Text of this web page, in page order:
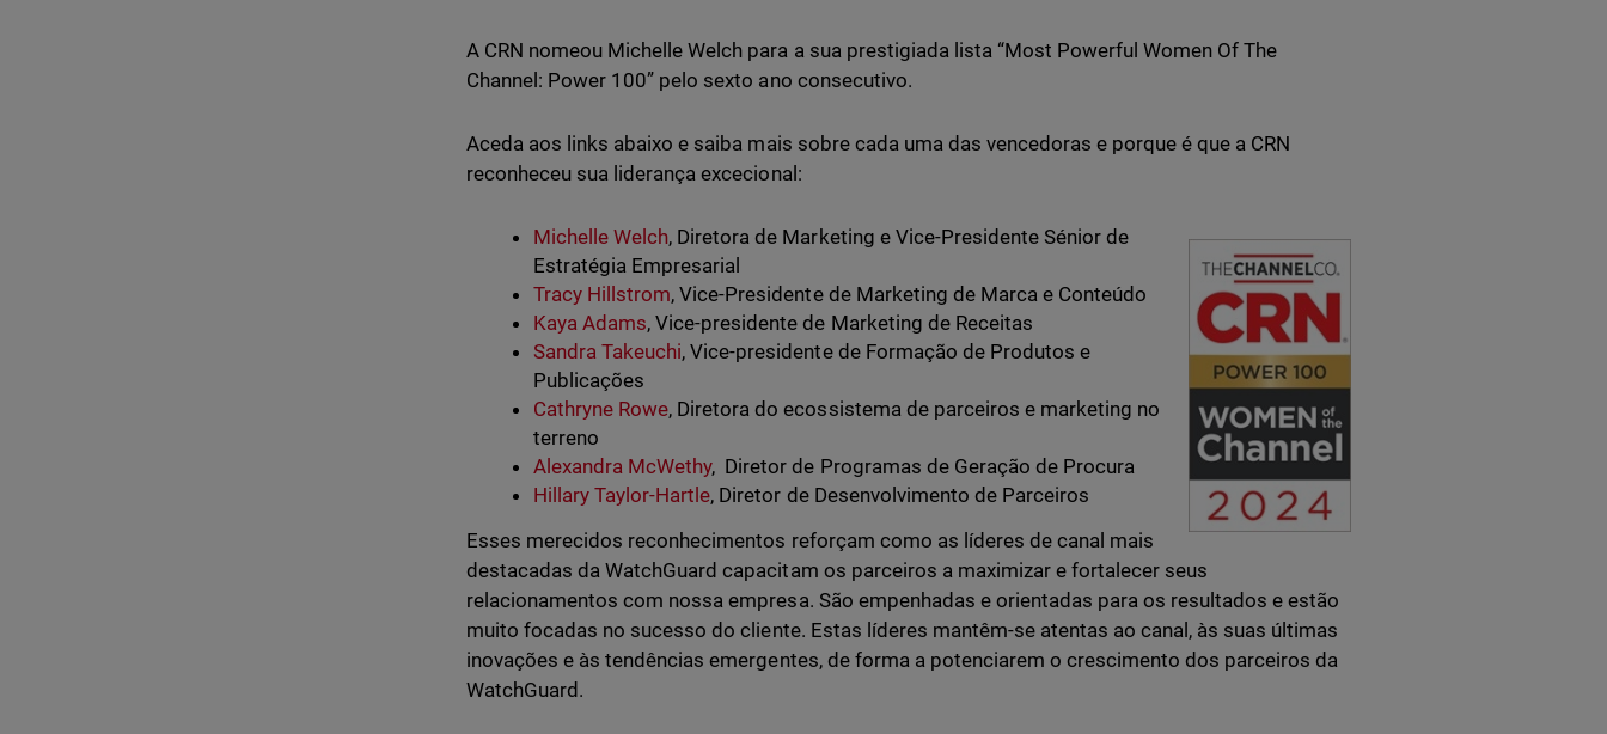
A CRN nomeou Michelle Welch para a sua prestigiada lista “Most Powerful Women Of The
Channel: Power 100” pelo sexto ano consecutivo.
Aceda aos links abaixo e saiba mais sobre cada uma das vencedoras e porque é que a CRN
reconheceu sua liderança excecional:
Michelle Welch, Diretora de Marketing e Vice-Presidente Sénior de
Estratégia Empresarial
Tracy Hillstrom, Vice-Presidente de Marketing de Marca e Conteúdo
Kaya Adams, Vice-presidente de Marketing de Receitas
Sandra Takeuchi, Vice-presidente de Formação de Produtos e
Publicações
Cathryne Rowe, Diretora do ecossistema de parceiros e marketing no
terreno
Alexandra McWethy, ​​Diretor de Programas de Geração de Procura
Hillary Taylor-Hartle, Diretor de Desenvolvimento de Parceiros
Esses merecidos reconhecimentos reforçam como as líderes de canal mais
destacadas da WatchGuard capacitam os parceiros a maximizar e fortalecer seus
relacionamentos com nossa empresa. São empenhadas e orientadas para os resultados e estão
muito focadas no sucesso do cliente. Estas líderes mantêm-se atentas ao canal, às suas últimas
inovações e às tendências emergentes, de forma a potenciarem o crescimento dos parceiros da
WatchGuard.